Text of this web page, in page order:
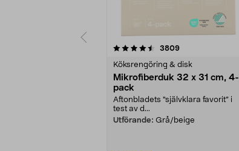
3809recensioner
Köksrengöring & disk
Mikrofiberduk 32 x 31 cm, 4-
pack
Aftonbladets "självklara favorit” i
test av d...
Utförande: Grå/beige
4.0av 5 stjärnor